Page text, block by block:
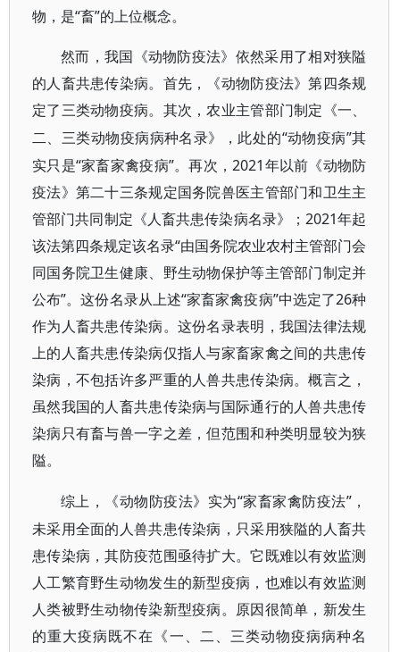
物，是“畜”的上位概念。
然而，我国《动物防疫法》依然采用了相对狭隘
的人畜共患传染病。首先，《动物防疫法》第四条规
定了三类动物疫病。其次，农业主管部门制定《一、
二、三类动物疫病病种名录》，此处的“动物疫病”其
实只是“家畜家禽疫病”。再次，2021年以前《动物防
疫法》第二十三条规定国务院兽医主管部门和卫生主
管部门共同制定《人畜共患传染病名录》；2021年起
该法第四条规定该名录“由国务院农业农村主管部门会
同国务院卫生健康、野生动物保护等主管部门制定并
公布”。这份名录从上述“家畜家禽疫病”中选定了26种
作为人畜共患传染病。这份名录表明，我国法律法规
上的人畜共患传染病仅指人与家畜家禽之间的共患传
染病，不包括许多严重的人兽共患传染病。概言之，
虽然我国的人畜共患传染病与国际通行的人兽共患传
染病只有畜与兽一字之差，但范围和种类明显较为狭
隘。
综上，《动物防疫法》实为“家畜家禽防疫法”，
未采用全面的人兽共患传染病，只采用狭隘的人畜共
患传染病，其防疫范围亟待扩大。它既难以有效监测
人工繁育野生动物发生的新型疫病，也难以有效监测
人类被野生动物传染新型疫病。原因很简单，新发生
的重大疫病既不在《一、二、三类动物疫病病种名